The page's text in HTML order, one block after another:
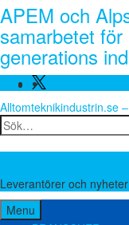
APEM och
samarbetet
generations
Facebook
Twitter
Alltomteknikindustrin.se
Search
Leverantörer och nyheter
Menu